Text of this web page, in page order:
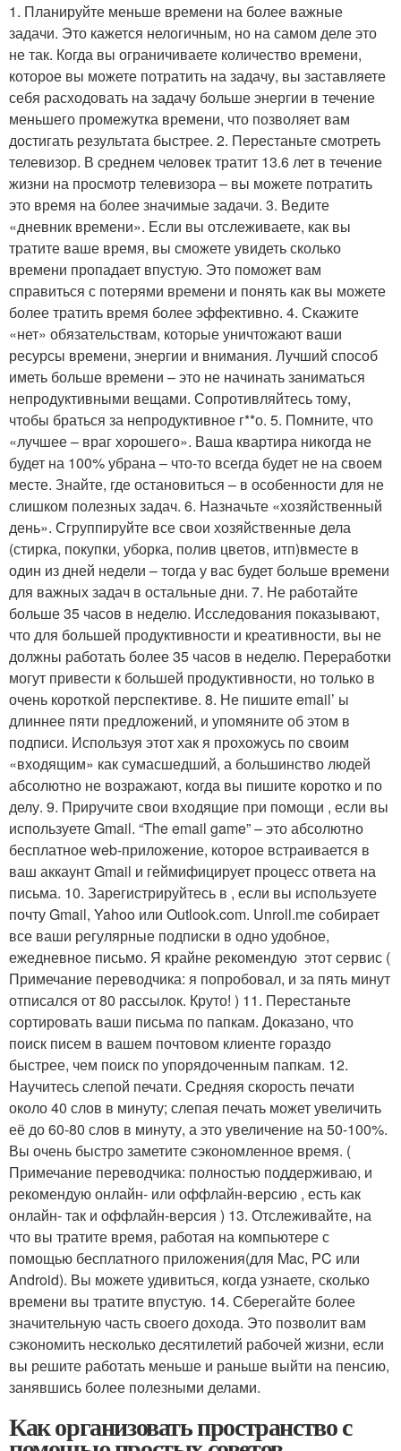
1. Планируйте меньше времени на более важные
задачи. Это кажется нелогичным, но на самом деле это
не так. Когда вы ограничиваете количество времени,
которое вы можете потратить на задачу, вы заставляете
себя расходовать на задачу больше энергии в течение
меньшего промежутка времени, что позволяет вам
достигать результата быстрее. 2. Перестаньте смотреть
телевизор. В среднем человек тратит 13.6 лет в течение
жизни на просмотр телевизора – вы можете потратить
это время на более значимые задачи. 3. Ведите
«дневник времени». Если вы отслеживаете, как вы
тратите ваше время, вы сможете увидеть сколько
времени пропадает впустую. Это поможет вам
справиться с потерями времени и понять как вы можете
более тратить время более эффективно. 4. Скажите
«нет» обязательствам, которые уничтожают ваши
ресурсы времени, энергии и внимания. Лучший способ
иметь больше времени – это не начинать заниматься
непродуктивными вещами. Сопротивляйтесь тому,
чтобы браться за непродуктивное г**о. 5. Помните, что
«лучшее – враг хорошего». Ваша квартира никогда не
будет на 100% убрана – что-то всегда будет не на своем
месте. Знайте, где остановиться – в особенности для не
слишком полезных задач. 6. Назначьте «хозяйственный
день». Сгруппируйте все свои хозяйственные дела
(стирка, покупки, уборка, полив цветов, итп)вместе в
один из дней недели – тогда у вас будет больше времени
для важных задач в остальные дни. 7. Не работайте
больше 35 часов в неделю. Исследования показывают,
что для большей продуктивности и креативности, вы не
должны работать более 35 часов в неделю. Переработки
могут привести к большей продуктивности, но только в
очень короткой перспективе. 8. Не пишите email’ ы
длиннее пяти предложений, и упомяните об этом в
подписи. Используя этот хак я прохожусь по своим
«входящим» как сумасшедший, а большинство людей
абсолютно не возражают, когда вы пишите коротко и по
делу. 9. Приручите свои входящие при помощи , если вы
используете Gmail. “The email game” – это абсолютно
бесплатное web-приложение, которое встраивается в
ваш аккаунт Gmail и геймифицирует процесс ответа на
письма. 10. Зарегистрируйтесь в , если вы используете
почту Gmail, Yahoo или Outlook.com. Unroll.me собирает
все ваши регулярные подписки в одно удобное,
ежедневное письмо. Я крайне рекомендую этот сервис (
Примечание переводчика: я попробовал, и за пять минут
отписался от 80 рассылок. Круто! ) 11. Перестаньте
сортировать ваши письма по папкам. Доказано, что
поиск писем в вашем почтовом клиенте гораздо
быстрее, чем поиск по упорядоченным папкам. 12.
Научитесь слепой печати. Средняя скорость печати
около 40 слов в минуту; слепая печать может увеличить
её до 60-80 слов в минуту, а это увеличение на 50-100%.
Вы очень быстро заметите сэкономленное время. (
Примечание переводчика: полностью поддерживаю, и
рекомендую онлайн- или оффлайн-версию , есть как
онлайн- так и оффлайн-версия ) 13. Отслеживайте, на
что вы тратите время, работая на компьютере с
помощью бесплатного приложения(для Mac, PC или
Android). Вы можете удивиться, когда узнаете, сколько
времени вы тратите впустую. 14. Сберегайте более
значительную часть своего дохода. Это позволит вам
сэкономить несколько десятилетий рабочей жизни, если
вы решите работать меньше и раньше выйти на пенсию,
занявшись более полезными делами.
Как организовать пространство с